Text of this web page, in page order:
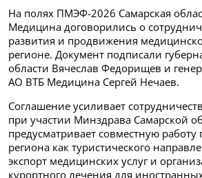
На полях ПМЭФ-2026 Самарская
Медицина договорились о
развития и продвижения
регионе. Документ подписали
области Вячеслав Федорищев и
АО ВТБ Медицина Сергей Нечаев.
Соглашение усиливает
при участии Минздрава Самарской
предусматривает совместную
региона как туристического
экспорт медицинских услуг и
курортного лечения для